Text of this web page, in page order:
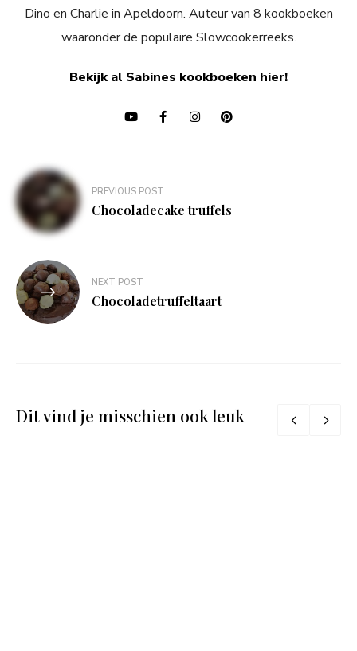
Dino en Charlie in Apeldoorn. Auteur van 8 kookboeken
waaronder de populaire Slowcookerreeks.
Bekijk al Sabines kookboeken hier!
Bericht
navigatie
PREVIOUS POST
Chocoladecake truffels
NEXT POST
Chocoladetruffeltaart
Dit vind je misschien ook leuk